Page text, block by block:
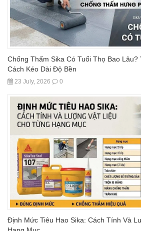
Chống Thấm Sika Có Tuổi Thọ Bao
Cách Kéo Dài Độ Bền
23 July, 2026 0
Định Mức Tiêu Hao Sika: Cách Tính Và